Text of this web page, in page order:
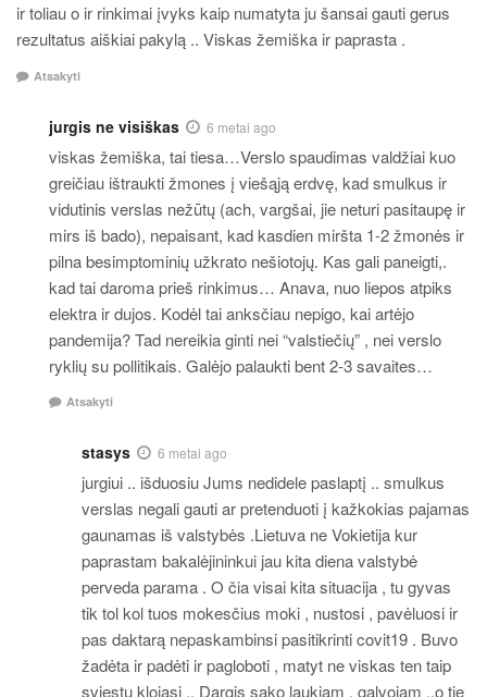
ir toliau o ir rinkimai įvyks kaip numatyta ju šansai gauti gerus
rezultatus aiškiai pakylą .. Viskas žemiška ir paprasta .
Atsakyti
jurgis ne visiškas 6 metai ago
viskas žemiška, tai tiesa…Verslo spaudimas valdžiai kuo
greičiau ištraukti žmones į viešąją erdvę, kad smulkus ir
vidutinis verslas nežūtų (ach, vargšai, jie neturi pasitaupę ir
mirs iš bado), nepaisant, kad kasdien miršta 1-2 žmonės ir
pilna besimptominių užkrato nešiotojų. Kas gali paneigti,.
kad tai daroma prieš rinkimus… Anava, nuo liepos atpiks
elektra ir dujos. Kodėl tai anksčiau nepigo, kai artėjo
pandemija? Tad nereikia ginti nei “valstiečių” , nei verslo
ryklių su pollitikais. Galėjo palaukti bent 2-3 savaites…
Atsakyti
stasys 6 metai ago
jurgiui .. išduosiu Jums nedidele paslaptį .. smulkus
verslas negali gauti ar pretenduoti į kažkokias pajamas
gaunamas iš valstybės .Lietuva ne Vokietija kur
paprastam bakalėjininkui jau kita diena valstybė
perveda parama . O čia visai kita situacija , tu gyvas
tik tol kol tuos mokesčius moki , nustosi , pavėluosi ir
pas daktarą nepaskambinsi pasitikrinti covit19 . Buvo
žadėta ir padėti ir pagloboti , matyt ne viskas ten taip
sviestu klojasi .. Dargis sako laukiam , galvojam ..o tie